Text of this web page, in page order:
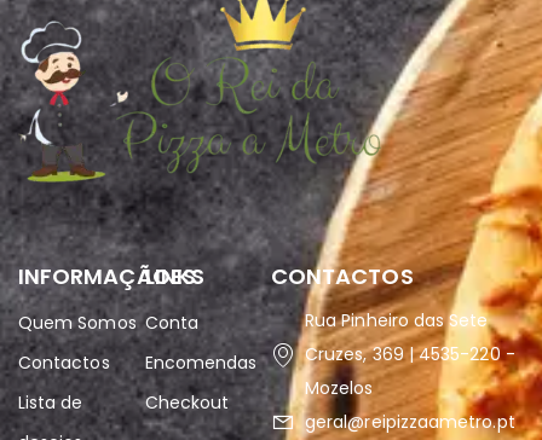
INFORMAÇÃOES
Quem Somos
Contactos
Lista de
LINKS
Conta
Encomendas
Checkout
CONTACTOS
Rua Pinheiro das Sete
Cruzes, 369 | 4535-220 -
Mozelos
geral@reipizzaametro.pt